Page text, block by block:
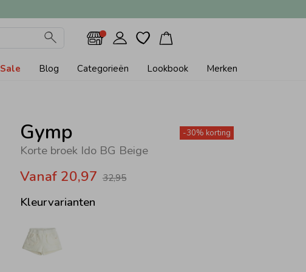
Sale Blog Categorieën Lookbook Merken
Gymp
Korte broek Ido BG Beige
-30% korting
Vanaf 20,97 32,95
Kleurvarianten